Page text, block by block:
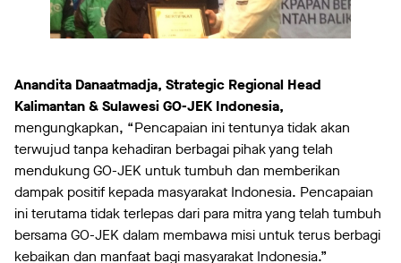
Anandita Danaatmadja, Strategic Regional Head
Kalimantan & Sulawesi GO-JEK Indonesia,
mengungkapkan, “Pencapaian ini tentunya tidak akan
terwujud tanpa kehadiran berbagai pihak yang telah
mendukung GO-JEK untuk tumbuh dan memberikan
dampak positif kepada masyarakat Indonesia. Pencapaian
ini terutama tidak terlepas dari para mitra yang telah tumbuh
bersama GO-JEK dalam membawa misi untuk terus berbagi
kebaikan dan manfaat bagi masyarakat Indonesia.”